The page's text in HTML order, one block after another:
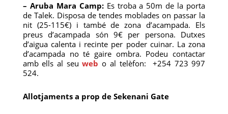
– Aruba Mara Camp:Es troba a 50m de la porta
de Talek. Disposa de tendes moblades on passar la
nit (25-115€) i també de zona d’acampada. Els
preus d’acampada són 9€ per persona. Dutxes
d’aigua calenta i recinte per poder cuinar. La zona
d’acampada no té gaire ombra. Podeu contactar
amb ells al seuweb o al telèfon: +254 723 997
524.
Allotjaments a prop de Sekenani Gate